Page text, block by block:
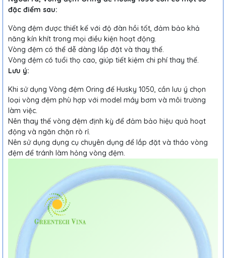
đặc điểm sau:
Vòng đệm được thiết kế với độ đàn hồi tốt, đảm bảo khả
năng kín khít trong mọi điều kiện hoạt động.
Vòng đệm có thể dễ dàng lắp đặt và thay thế.
Vòng đệm có tuổi thọ cao, giúp tiết kiệm chi phí thay thế.
Lưu ý:
Khi sử dụng Vòng đệm Oring đế Husky 1050, cần lưu ý chọn
loại vòng đệm phù hợp với model máy bơm và môi trường
làm việc.
Nên thay thế vòng đệm định kỳ để đảm bảo hiệu quả hoạt
động và ngăn chặn rò rỉ.
Nên sử dụng dụng cụ chuyên dụng để lắp đặt và tháo vòng
đệm để tránh làm hỏng vòng đệm.